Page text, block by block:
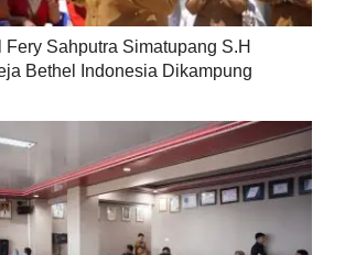
Fery Sahputra Simatupang S.H
Bethel Indonesia Dikampung